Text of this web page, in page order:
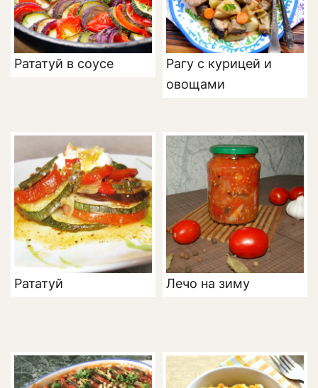
Рататуй в соусе
Рагу с курицей и
овощами
Рататуй Лечо на зиму